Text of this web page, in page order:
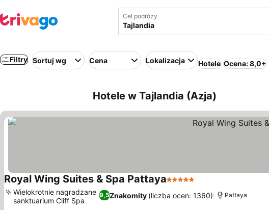
Cel podróży
Filtry Sortuj wg Cena Lokalizacja Hotele Ocena: 8,0+
Hotele w Tajlandia (Azja)
Royal Wing Suites & Spa Pattaya5 Kategoria
9,5Znakomity (liczba ocen: 1360)
Wielokrotnie nagradzane
sanktuarium Cliff Spa
Pattaya